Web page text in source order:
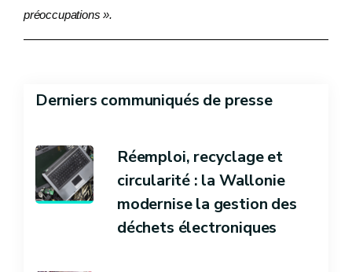
préoccupations ».
Derniers communiqués de presse
Réemploi, recyclage et
circularité : la Wallonie
modernise la gestion des
déchets électroniques